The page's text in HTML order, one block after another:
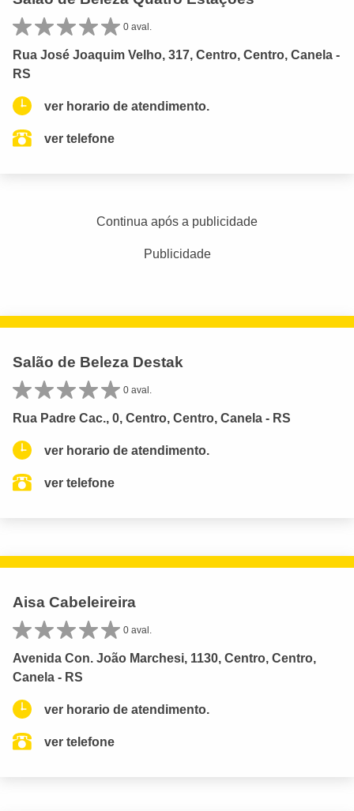
0 aval.
Rua José Joaquim Velho, 317, Centro, Centro, Canela -
RS
ver horario de atendimento.
ver telefone
Continua após a publicidade
Publicidade
Salão de Beleza Destak
0 aval.
Rua Padre Cac., 0, Centro, Centro, Canela - RS
ver horario de atendimento.
ver telefone
Aisa Cabeleireira
0 aval.
Avenida Con. João Marchesi, 1130, Centro, Centro,
Canela - RS
ver horario de atendimento.
ver telefone